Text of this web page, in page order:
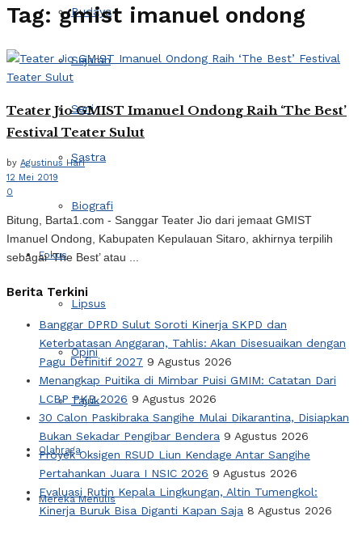
Budaya
Sejarah
Seni
Sastra
Biografi
Fokus
Lipsus
Opini
Tajuk
Olahraga
Mereka Menulis
Tag:gmist imanuel ondong
Teater Jio GMIST Imanuel Ondong Raih ‘The Best’
Festival Teater Sulut
by Agustinus Hari
12 Mei 2019
0
Bitung, Barta1.com - Sanggar Teater Jio dari jemaat GMIST
Imanuel Ondong, Kabupaten Kepulauan Sitaro, akhirnya terpilih
sebagai ‘The Best’ atau ...
Berita Terkini
Banggar DPRD Sulut Soroti Kinerja SKPD dan
Keterbatasan Anggaran, Tahlis: Akan Disesuaikan dengan
Pagu Definitif 2027 9 Agustus 2026
Menangkap Puitika di Mimbar Puisi GMIM: Catatan Dari
LCBP PKB 2026 9 Agustus 2026
30 Calon Paskibraka Sangihe Mulai Dikarantina, Disiapkan
Bukan Sekadar Pengibar Bendera 9 Agustus 2026
Proyek Oksigen RSUD Liun Kendage Antar Sangihe
Pertahankan Juara I NSIC 2026 9 Agustus 2026
Evaluasi Rutin Kepala Lingkungan, Altin Tumengkol:
Kinerja Buruk Bisa Diganti Kapan Saja 8 Agustus 2026